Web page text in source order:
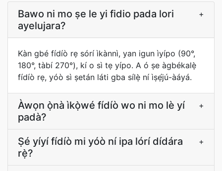
Bawo ni mo ṣe le yi fidio pada lori
ayelujara?
+
Kàn gbé fídíò rẹ sórí ìkànnì, yan igun ìyípo (90°,
180°, tàbí 270°), kí o sì tẹ yípo. A ó ṣe àgbékalẹ̀
fídíò rẹ, yóò sì ṣetán láti gba sílẹ̀ ní ìṣẹ́jú-àáyá.
Àwọn ọ̀nà ìkọ̀wé fídíò wo ni mo lè yí
padà?
+
Ṣé yíyí fídíò mi yóò ní ipa lórí dídára
rẹ̀?
+